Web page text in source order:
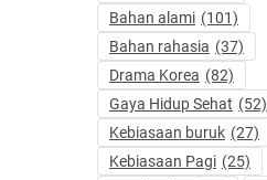
Bahan alami (101)
Bahan rahasia (37)
Drama Korea (82)
Gaya Hidup Sehat (52)
Kebiasaan buruk (27)
Kebiasaan Pagi (25)